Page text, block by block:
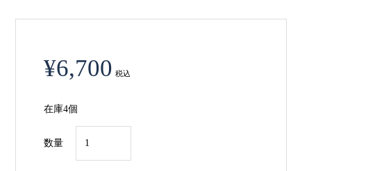
¥6,700 税込
在庫4個
数量